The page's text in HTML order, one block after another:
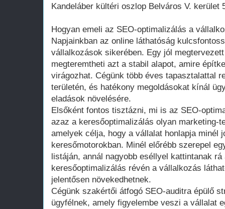
Kandeláber kültéri oszlop Belváros V. kerület
Hogyan emeli az SEO-optimalizálás a
Napjainkban az online láthatóság
vállalkozások sikerében. Egy jól
megteremtheti azt a stabil alapot, amire
virágozhat. Cégünk több éves tapasztalattal
területén, és hatékony megoldásokat kínál
eladások növelésére.
Elsőként fontos tisztázni, mi is az SEO-
azaz a keresőoptimalizálás olyan marketing-
amelyek célja, hogy a vállalat honlapja minél
keresőmotorokban. Minél előrébb szerepel
listáján, annál nagyobb eséllyel kattintanak
keresőoptimalizálás révén a vállalkozás
jelentősen növekedhetnek.
Cégünk szakértői átfogó SEO-auditra épülő
ügyfélnek, amely figyelembe veszi a vállalat